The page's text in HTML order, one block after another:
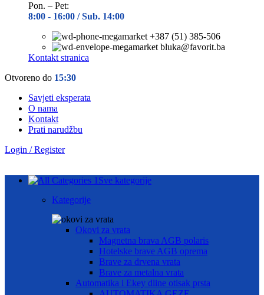
Pon. – Pet:
8:00 - 16:00 / Sub. 14:00
+387 (51) 385-506
bluka@favorit.ba
Kontakt stranica
Otvoreno do 15:30
Savjeti eksperata
O nama
Kontakt
Prati narudžbu
Login / Register
Sve kategorije
Kategorije
Okovi za vrata
Magnetna brava AGB polaris
Hotelske brave AGB oprema
Brave za drvena vrata
Brave za metalna vrata
Automatika i Ekey dline otisak prsta